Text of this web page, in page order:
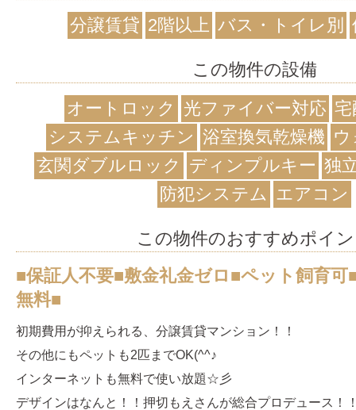
分譲賃貸 2階以上 バス・トイレ別
この物件の設備
オートロック
光ファイバー対応
システムキッチン 浴室換気乾燥機
玄関ダブルロック
ディンプルキー 独
防犯システム エアコン
この物件のおすすめポイ
■保証人不要■敷金礼金ゼロ■ペット飼育
無料■
初期費用が抑えられる、分譲賃貸マンション！！
その他にもペットも2匹までOK(^^♪
インターネットも無料で使い放題☆彡
デザインはなんと！！押切もえさんが総合プロデュース！